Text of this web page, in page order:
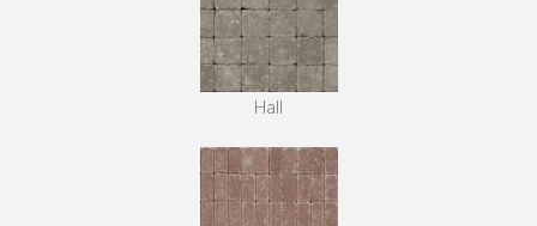
Hall